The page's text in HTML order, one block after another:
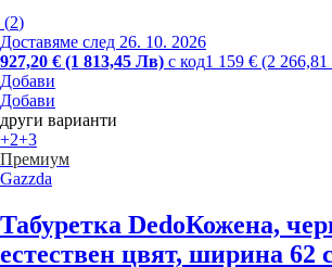
(2)
Доставяме след 26. 10. 2026
927,20 € (1 813,45 Лв) с код1 159 € (2
Добави
Добави
други варианти
+2+3
Премиум
Gazzda
Табуретка DedoКожена,
естествен цвят, ширина 62